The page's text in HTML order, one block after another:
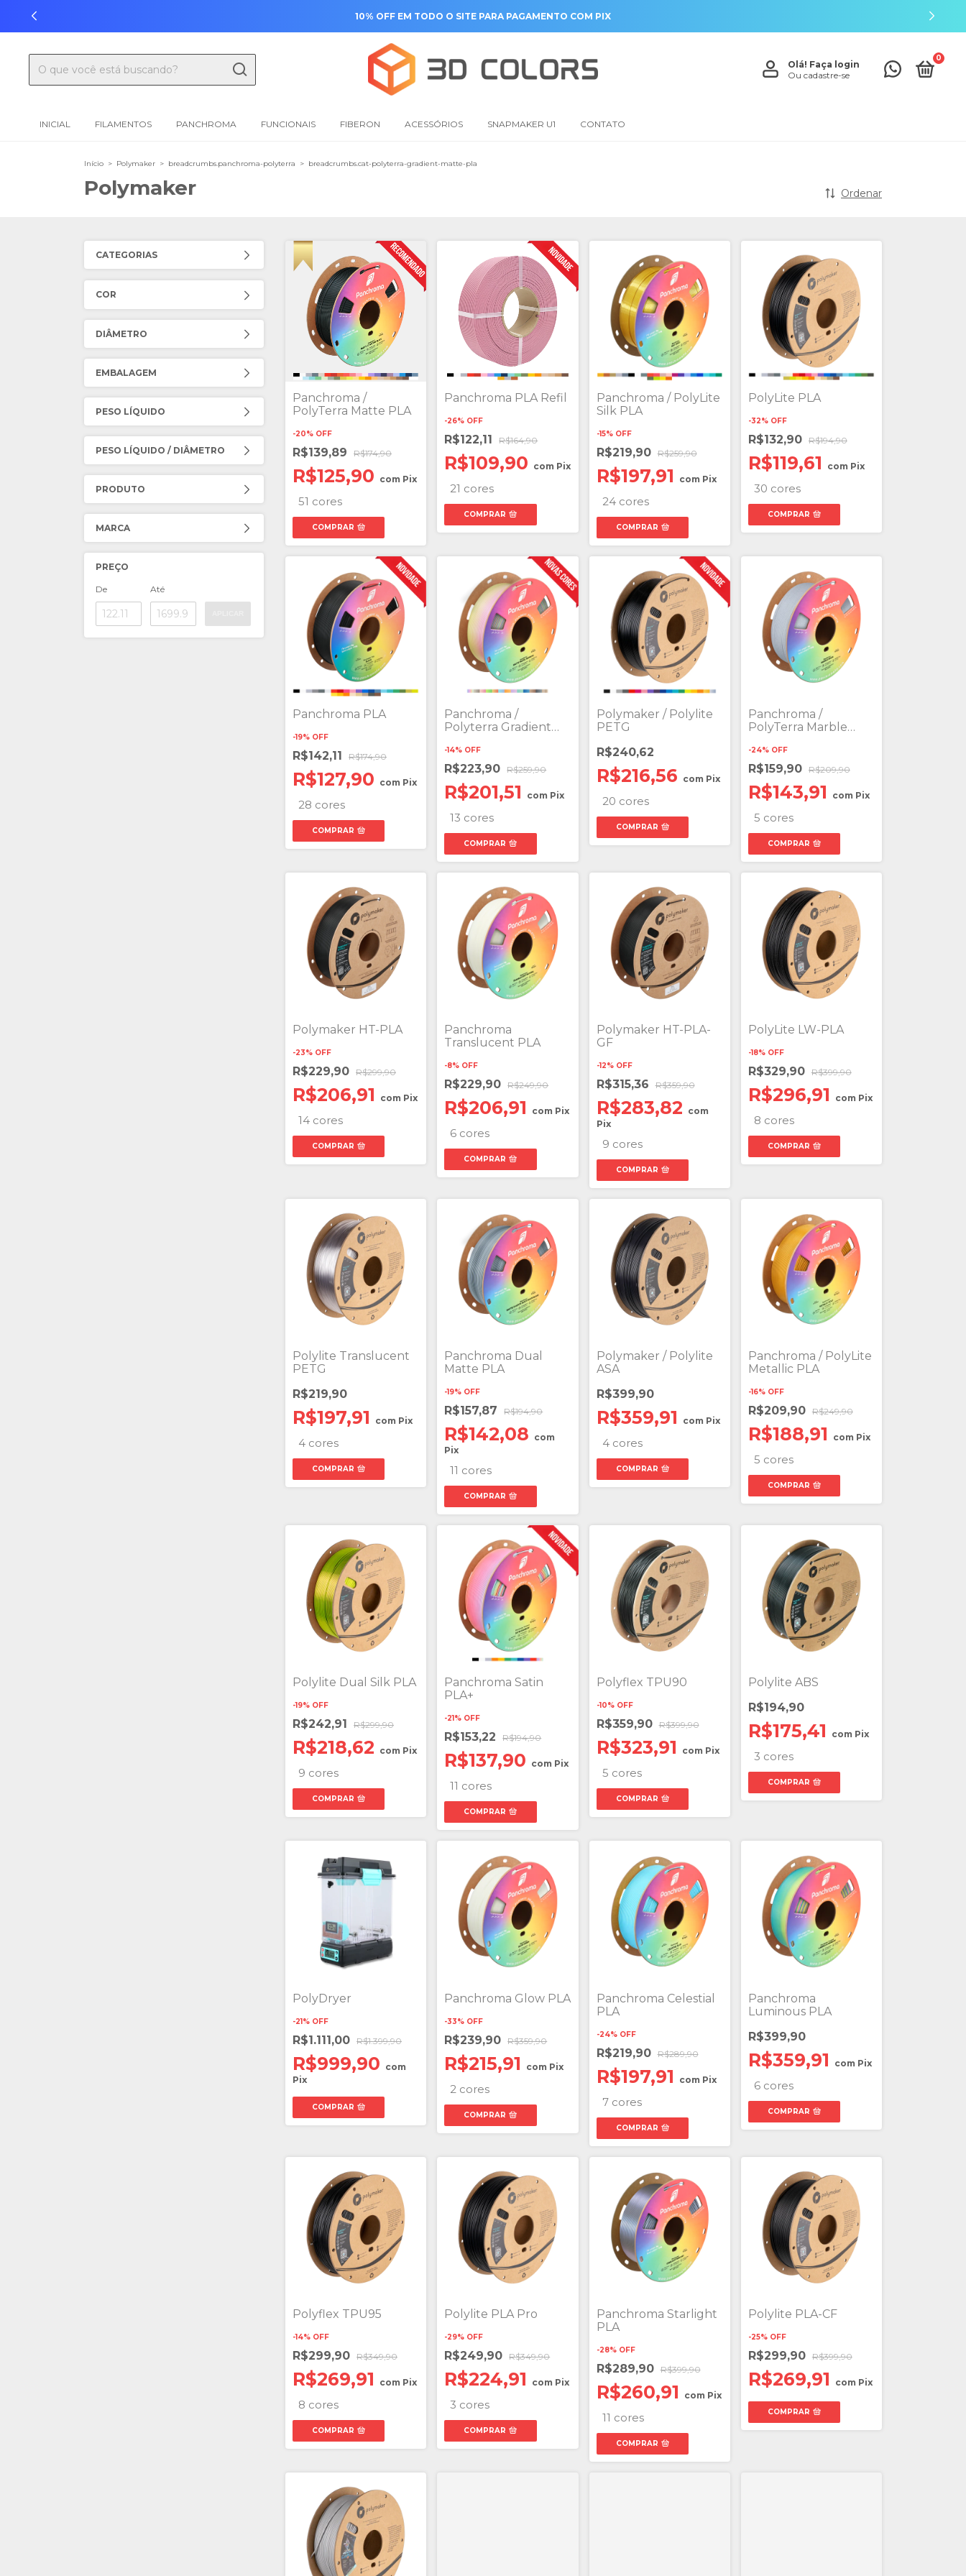
10% OFF EM TODO O SITE PARA PAGAMENTO COM PIX
Olá! Faça login
Ou cadastre-se
0
INICIAL FILAMENTOS PANCHROMA FUNCIONAIS FIBERON ACESSÓRIOS SNAPMAKER U1 CONTATO
Início > Polymaker > breadcrumbs.panchroma-polyterra > breadcrumbs.cat-polyterra-gradient-matte-pla
Polymaker Ordenar
CATEGORIAS
COR
DIÂMETRO
EMBALAGEM
PESO LÍQUIDO
PESO LÍQUIDO / DIÂMETRO
PRODUTO
MARCA
PREÇO
De Até
Panchroma /
PolyTerra Matte PLA
-20% OFF
R$139,89 R$174,90
R$125,90 com Pix
51 cores
COMPRAR
Panchroma PLA Refil
-26% OFF
R$122,11 R$164,90
R$109,90 com Pix
21 cores
COMPRAR
Panchroma / PolyLite
Silk PLA
-15% OFF
R$219,90 R$259,90
R$197,91 com Pix
24 cores
COMPRAR
PolyLite PLA
-32% OFF
R$132,90 R$194,90
R$119,61 com Pix
30 cores
COMPRAR
Panchroma PLA
-19% OFF
R$142,11 R$174,90
R$127,90 com Pix
28 cores
COMPRAR
Panchroma /
Polyterra Gradient
-14% OFF
R$223,90 R$259,90
R$201,51 com Pix
13 cores
COMPRAR
Polymaker / Polylite
PETG
R$240,62
R$216,56 com Pix
20 cores
COMPRAR
Panchroma /
PolyTerra Marble
-24% OFF
R$159,90 R$209,90
R$143,91 com Pix
5 cores
COMPRAR
Polymaker HT-PLA
-23% OFF
R$229,90 R$299,90
R$206,91 com Pix
14 cores
COMPRAR
Panchroma
Translucent PLA
-8% OFF
R$229,90 R$249,90
R$206,91 com Pix
6 cores
COMPRAR
Polymaker HT-PLA-
GF
-12% OFF
R$315,36 R$359,90
R$283,82 com
Pix
9 cores
COMPRAR
PolyLite LW-PLA
-18% OFF
R$329,90 R$399,90
R$296,91 com Pix
8 cores
COMPRAR
Polylite Translucent
PETG
R$219,90
R$197,91 com Pix
4 cores
COMPRAR
Panchroma Dual
Matte PLA
-19% OFF
R$157,87 R$194,90
R$142,08 com
Pix
11 cores
COMPRAR
Polymaker / Polylite
ASA
R$399,90
R$359,91 com Pix
4 cores
COMPRAR
Panchroma / PolyLite
Metallic PLA
-16% OFF
R$209,90 R$249,90
R$188,91 com Pix
5 cores
COMPRAR
Polylite Dual Silk PLA
-19% OFF
R$242,91 R$299,90
R$218,62 com Pix
9 cores
COMPRAR
Panchroma Satin
PLA+
-21 % OFF
R$153,22 R$194,90
R$137,90 com Pix
11 cores
COMPRAR
Polyflex TPU90
-10% OFF
R$359,90 R$399,90
R$323,91 com Pix
5 cores
COMPRAR
Polylite ABS
R$194,90
R$175,41 com Pix
3 cores
COMPRAR
PolyDryer
-21% OFF
R$1.111,00 R$1.399,90
R$999,90 com
Pix
COMPRAR
Panchroma Glow PLA
-33% OFF
R$239,90 R$359,90
R$215,91 com Pix
2 cores
COMPRAR
Panchroma Celestial
PLA
-24% OFF
R$219,90 R$289,90
R$197,91 com Pix
7 cores
COMPRAR
Panchroma
Luminous PLA
R$399,90
R$359,91 com Pix
6 cores
COMPRAR
Polyflex TPU95
-14% OFF
R$299,90 R$349,90
R$269,91 com Pix
8 cores
COMPRAR
Polylite PLA Pro
-29% OFF
R$249,90 R$349,90
R$224,91 com Pix
3 cores
COMPRAR
Panchroma Starlight
PLA
-28% OFF
R$289,90 R$399,90
R$260,91 com Pix
11 cores
COMPRAR
Polylite PLA-CF
-25% OFF
R$299,90 R$399,90
R$269,91 com Pix
COMPRAR